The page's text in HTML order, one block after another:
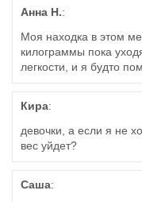
Анна Н.:
Моя находка в этом
килограммы пока
легкости, и я будто
Кира:
девочки, а если я не
вес уйдет?
Саша: